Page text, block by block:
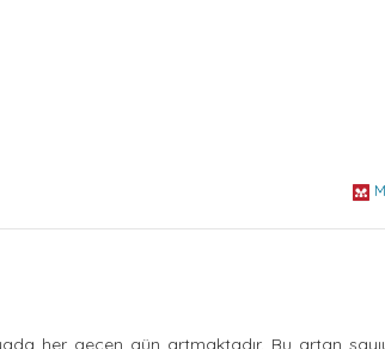
her geçen gün artmaktadır. Bu artan